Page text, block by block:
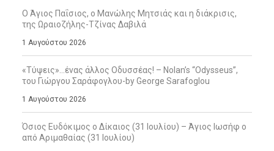
Ο Άγιος Παΐσιος, ο Μανώλης Μητσιάς και η διάκρισις,
της Ωραιοζήλης-Τζίνας Δαβιλά
1 Αυγούστου 2026
«Τύψεις»…ένας άλλος Οδυσσέας! – Nolan’s “Odysseus”,
του Γιώργου Σαράφογλου-by George Sarafoglou
1 Αυγούστου 2026
Όσιος Ευδόκιμος ο Δίκαιος (31 Ιουλίου) – Άγιος Ιωσήφ ο
από Αριμαθαίας (31 Ιουλίου)